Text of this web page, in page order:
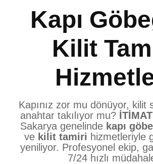
Kapı
Kilit
Kapınız zor mu dönüyor, kilit
anahtar takılıyor mu?
Sakarya genelinde kapı
ve kilit tamiri hizmetleriyle
yeniliyor. Profesyonel ekip,
7/24 hızlı